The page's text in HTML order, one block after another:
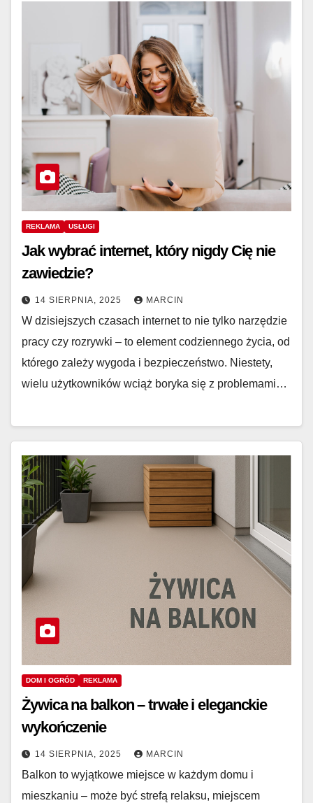
REKLAMA USŁUGI
Jak wybrać internet, który nigdy Cię nie
zawiedzie?
14 SIERPNIA, 2025 MARCIN
W dzisiejszych czasach internet to nie tylko narzędzie
pracy czy rozrywki – to element codziennego życia, od
którego zależy wygoda i bezpieczeństwo. Niestety,
wielu użytkowników wciąż boryka się z problemami…
DOM I OGRÓD REKLAMA
Żywica na balkon – trwałe i eleganckie
wykończenie
14 SIERPNIA, 2025 MARCIN
Balkon to wyjątkowe miejsce w każdym domu i
mieszkaniu – może być strefą relaksu, miejscem